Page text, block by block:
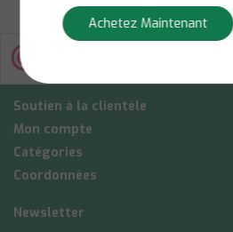
Soutien à la clientèle
Mon compte
Catégories
Coordonnées
Newsletter
Achetez Maintenant